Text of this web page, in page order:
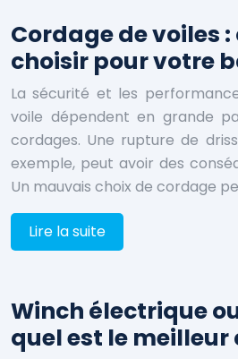
Cordage de voiles
choisir pour votre
La sécurité et les
voile dépendent en grande
cordages. Une rupture de
exemple, peut avoir des
Un mauvais choix de cordage
Lire la suite
Winch électrique
quel est le meilleur